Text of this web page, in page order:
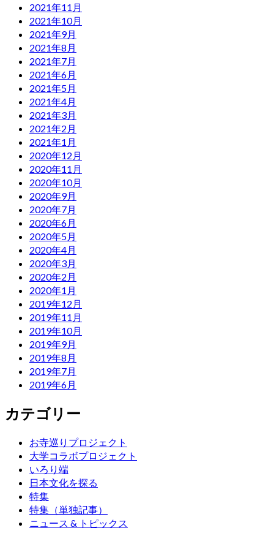
2021年11月
2021年10月
2021年9月
2021年8月
2021年7月
2021年6月
2021年5月
2021年4月
2021年3月
2021年2月
2021年1月
2020年12月
2020年11月
2020年10月
2020年9月
2020年7月
2020年6月
2020年5月
2020年4月
2020年3月
2020年2月
2020年1月
2019年12月
2019年11月
2019年10月
2019年9月
2019年8月
2019年7月
2019年6月
カテゴリー
お寺巡りプロジェクト
大学コラボプロジェクト
いろり端
日本文化を探る
特集
特集（単独記事）
ニュース & トピックス